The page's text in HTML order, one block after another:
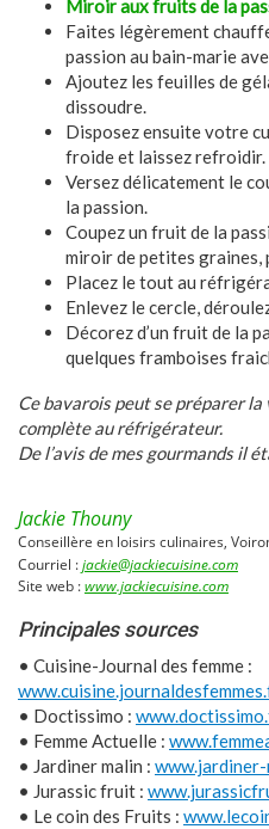
Miroir aux fruits de la
Faites légèrement
passion au bain-marie
Ajoutez les feuilles de
dissoudre.
Disposez ensuite votre
froide et laissez refroidir.
Versez délicatement le
la passion.
Coupez un fruit de la
miroir de petites graines,
Placez le tout au
Enlevez le cercle,
Décorez d’un fruit de la
quelques framboises
Ce bavarois peut se préparer
complète au réfrigérateur.
De l’avis de mes gourmands il
Jackie Thouny
Conseillère en loisirs culinaires,
Courriel :jackie@jackiecuisine.com
Site web :www.jackiecuisine.com
Principales sources
• Cuisine-Journal des femme :
• Doctissimo :
• Femme Actuelle :
• Jardiner malin :
• Jurassic fruit :
• Le coin des Fruits :